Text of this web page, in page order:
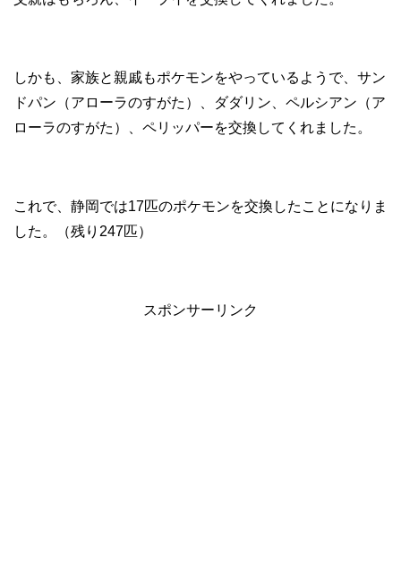
しかも、家族と親戚もポケモンをやっているようで、サン
ドパン（アローラのすがた）、ダダリン、ペルシアン（ア
ローラのすがた）、ペリッパーを交換してくれました。
これで、静岡では17匹のポケモンを交換したことになりま
した。（残り247匹）
スポンサーリンク